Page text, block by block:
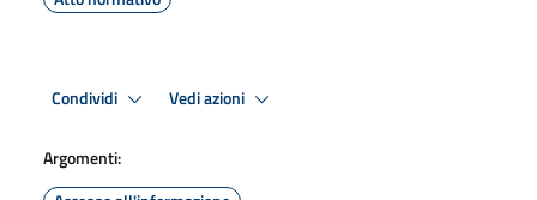
Condividi Vedi azioni
Argomenti: